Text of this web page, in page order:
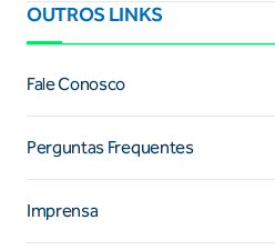
OUTROS LINKS
Fale Conosco
Perguntas Frequentes
Imprensa